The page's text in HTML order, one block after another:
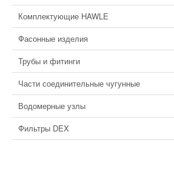
Комплектующие HAWLE
Фасонные изделия
Трубы и фитинги
Части соединительные чугунные
Водомерные узлы
Фильтры DEX